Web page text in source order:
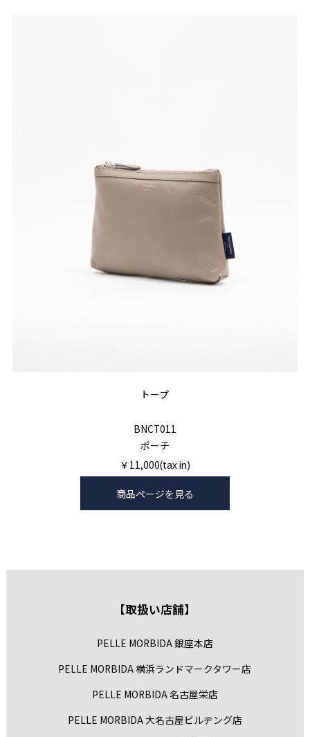
トープ
BNCT011
ポーチ
￥11,000(tax in)
商品ページを見る
【取扱い店舗】
PELLE MORBIDA 銀座本店
PELLE MORBIDA 横浜ランドマークタワー店
PELLE MORBIDA 名古屋栄店
PELLE MORBIDA 大名古屋ビルヂング店